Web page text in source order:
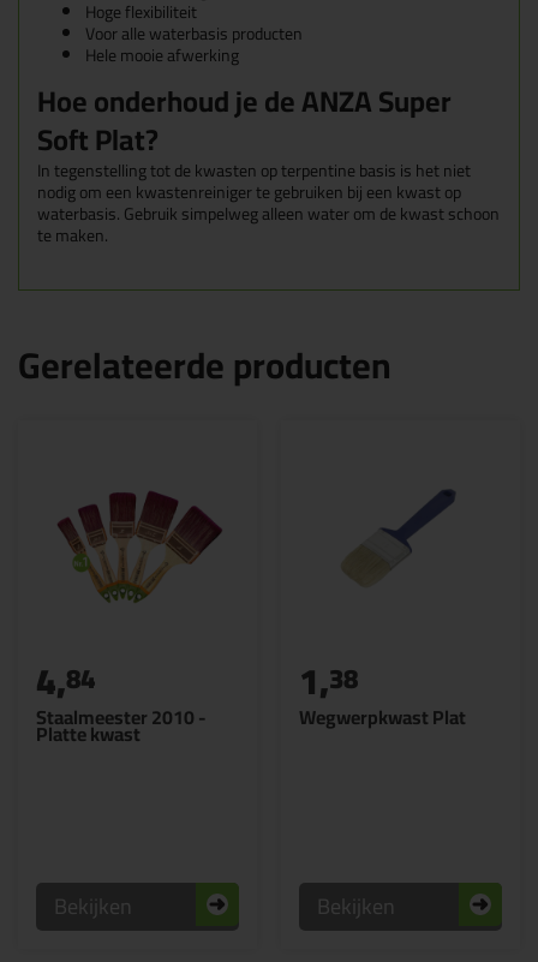
Hoge flexibiliteit
Voor alle waterbasis producten
Hele mooie afwerking
Hoe onderhoud je de ANZA Super
Soft Plat?
In tegenstelling tot de kwasten op terpentine basis is het niet
nodig om een kwastenreiniger te gebruiken bij een kwast op
waterbasis. Gebruik simpelweg alleen water om de kwast schoon
te maken.
Gerelateerde producten
Staalmeester 2010 -
Platte kwast
4,84
Bekijken
Wegwerpkwast Plat
1,38
Bekijken